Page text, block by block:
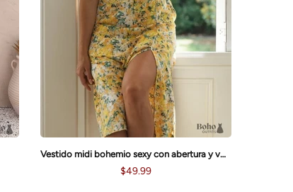
Vestido midi bohemio sexy con abertura y volantes Victoria
$49.99